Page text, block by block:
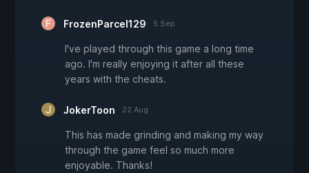
FrozenParcel129 5 Sep
I've played through this game a long time
ago. I'm really enjoying it after all these
years with the cheats.
JokerToon 22 Aug
This has made grinding and making my way
through the game feel so much more
enjoyable. Thanks!